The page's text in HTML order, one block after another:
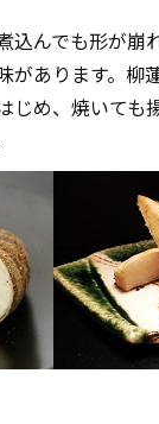
込んでも形が崩
があります。柳
じめ、焼いても